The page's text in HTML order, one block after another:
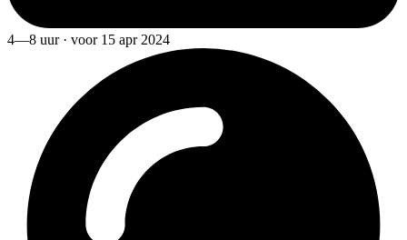
4—8 uur · voor 15 apr 2024